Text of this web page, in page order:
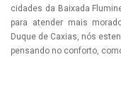
cidades da Baixada
para atender mais
Duque de Caxias, nós
pensando no conforto,